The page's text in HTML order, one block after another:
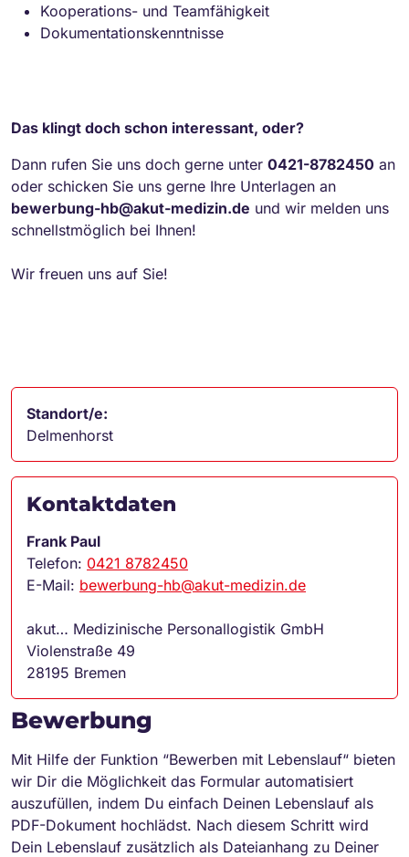
Kooperations- und Teamfähigkeit
Dokumentationskenntnisse
Das klingt doch schon interessant, oder?
Dann rufen Sie uns doch gerne unter 0421-8782450 an
oder schicken Sie uns gerne Ihre Unterlagen an
bewerbung-hb@akut-medizin.de und wir melden uns
schnellstmöglich bei Ihnen!
Wir freuen uns auf Sie!
Standort/e:
Delmenhorst
Kontaktdaten
Frank Paul
Telefon: 0421 8782450
E-Mail: bewerbung-hb@akut-medizin.de
akut… Medizinische Personallogistik GmbH
Violenstraße 49
28195 Bremen
Bewerbung
Mit Hilfe der Funktion “Bewerben mit Lebenslauf“ bieten
wir Dir die Möglichkeit das Formular automatisiert
auszufüllen, indem Du einfach Deinen Lebenslauf als
PDF-Dokument hochlädst. Nach diesem Schritt wird
Dein Lebenslauf zusätzlich als Dateianhang zu Deiner